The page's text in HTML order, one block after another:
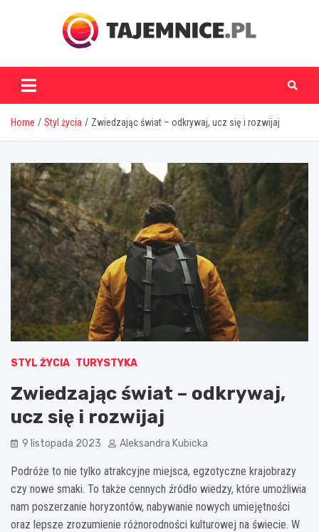
tajemnice.pl
Home Styl życia Zwiedzając świat – odkrywaj, ucz się i rozwijaj
STYL ŻYCIA TURYSTYKA
Zwiedzając świat – odkrywaj,
ucz się i rozwijaj
9 listopada 2023 Aleksandra Kubicka
Podróże to nie tylko atrakcyjne miejsca, egzotyczne krajobrazy
czy nowe smaki. To także cennych źródło wiedzy, które umożliwia
nam poszerzanie horyzontów, nabywanie nowych umiejętności
oraz lepsze zrozumienie różnorodności kulturowej na świecie. W